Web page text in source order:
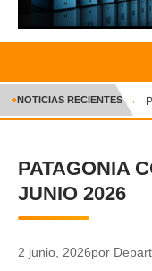
INICIO
CRÓNICA
DEPORTES
POLICIAL
●NOTICIAS RECIENTES
PATAGONIA
JUNIO 2026
2 junio, 2026por